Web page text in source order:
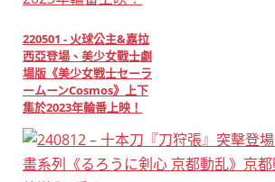
220501 - 火球公主&嘉拉
西亞登場、美少女戰士劇
場版《美少女戦士セーラ
ームーンCosmos》上下
集於2023年輪番上映！